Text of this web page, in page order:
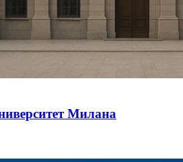
Милана